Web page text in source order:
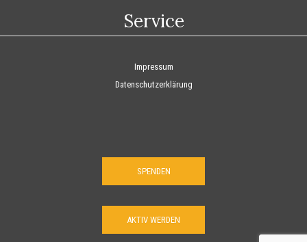
Service
Impressum
Datenschutzerklärung
SPENDEN
AKTIV WERDEN